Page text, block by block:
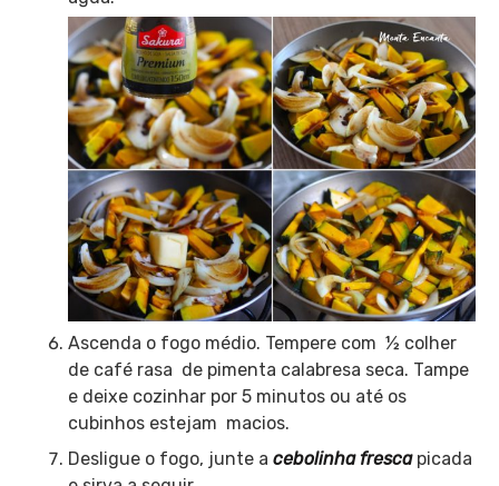
Ascenda o fogo médio. Tempere com ½ colher
de café rasa de pimenta calabresa seca. Tampe
e deixe cozinhar por 5 minutos ou até os
cubinhos estejam macios.
Desligue o fogo, junte a cebolinha frescapicada